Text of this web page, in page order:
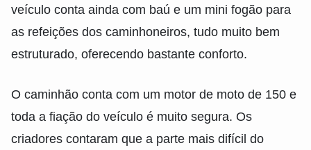
veículo conta ainda com baú e um mini fogão para
as refeições dos caminhoneiros, tudo muito bem
estruturado, oferecendo bastante conforto.
O caminhão conta com um motor de moto de 150 e
toda a fiação do veículo é muito segura. Os
criadores contaram que a parte mais difícil do